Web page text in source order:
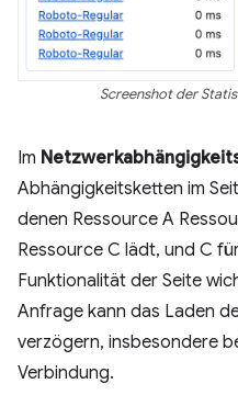
Screenshot der
Im
Abhängigkeitsketten im
denen Ressource A
Ressource C lädt, und C
Funktionalität der Seite
Anfrage kann das Laden
verzögern, insbesondere
Verbindung.